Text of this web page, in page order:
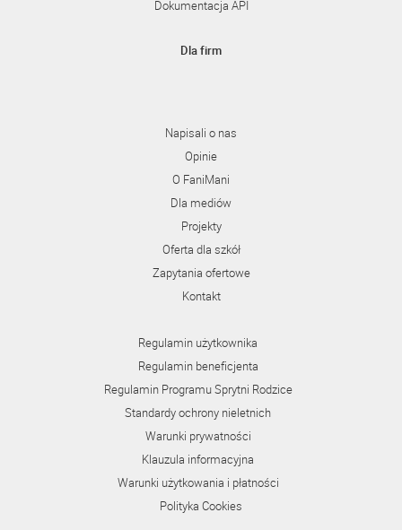
Dokumentacja API
Dla firm
Napisali o nas
Opinie
O FaniMani
Dla mediów
Projekty
Oferta dla szkół
Zapytania ofertowe
Kontakt
Regulamin użytkownika
Regulamin beneficjenta
Regulamin Programu Sprytni Rodzice
Standardy ochrony nieletnich
Warunki prywatności
Klauzula informacyjna
Warunki użytkowania i płatności
Polityka Cookies